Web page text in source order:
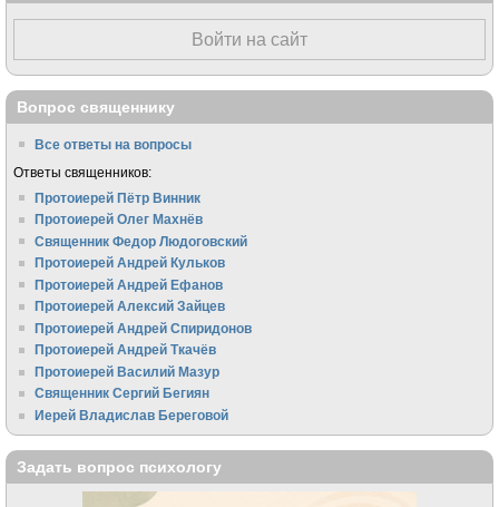
Войти на сайт
Вопрос священнику
Все ответы на вопросы
Ответы священников:
Протоиерей Пётр Винник
Протоиерей Олег Махнёв
Священник Федор Людоговский
Протоиерей Андрей Кульков
Протоиерей Андрей Ефанов
Протоиерей Алексий Зайцев
Протоиерей Андрей Спиридонов
Протоиерей Андрей Ткачёв
Протоиерей Василий Мазур
Священник Сергий Бегиян
Иерей Владислав Береговой
Задать вопрос психологу